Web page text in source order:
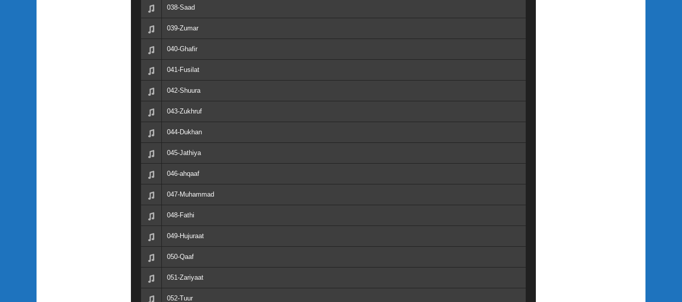
038-Saad
039-Zumar
040-Ghafir
041-Fusilat
042-Shuura
043-Zukhruf
044-Dukhan
045-Jathiya
046-ahqaaf
047-Muhammad
048-Fathi
049-Hujuraat
050-Qaaf
051-Zariyaat
052-Tuur